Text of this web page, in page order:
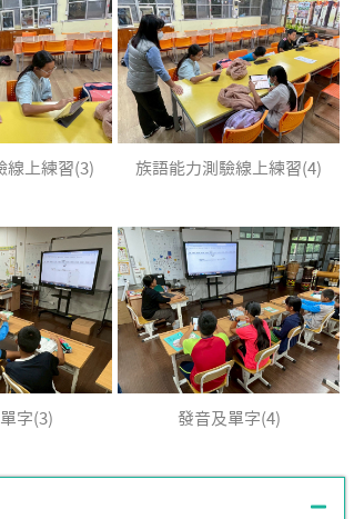
線上練習(3) 族語能力測驗線上練習(4)
字(3) 發音及單字(4)